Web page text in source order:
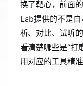
换了靶心，前面
Lab提供的不是
析、对比、试听
看清楚哪些是“打
用对应的工具精准